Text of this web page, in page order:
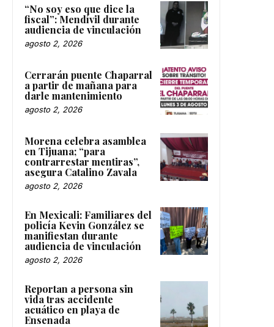
“No soy eso que dice la
fiscal”: Mendívil durante
audiencia de vinculación
agosto 2, 2026
Cerrarán puente Chaparral
a partir de mañana para
darle mantenimiento
agosto 2, 2026
Morena celebra asamblea
en Tijuana; “para
contrarrestar mentiras”,
asegura Catalino Zavala
agosto 2, 2026
En Mexicali: Familiares del
policía Kevin González se
manifiestan durante
audiencia de vinculación
agosto 2, 2026
Reportan a persona sin
vida tras accidente
acuático en playa de
Ensenada